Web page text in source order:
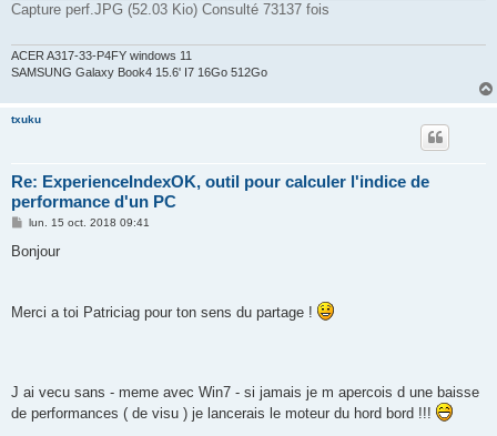
Capture perf.JPG (52.03 Kio) Consulté 73137 fois
ACER A317-33-P4FY windows 11
SAMSUNG Galaxy Book4 15.6' I7 16Go 512Go
txuku
Re: ExperienceIndexOK, outil pour calculer l'indice de
performance d'un PC
M
s
lun. 15 oct. 2018 09:41
Bonjour
Merci a toi Patriciag pour ton sens du partage !
J ai vecu sans - meme avec Win7 - si jamais je m apercois d une baisse
de performances ( de visu ) je lancerais le moteur du hord bord !!!